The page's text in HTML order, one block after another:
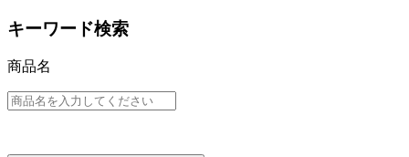
キーワード検索
商品名